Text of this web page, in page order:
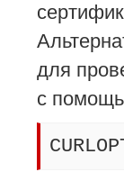
для
с